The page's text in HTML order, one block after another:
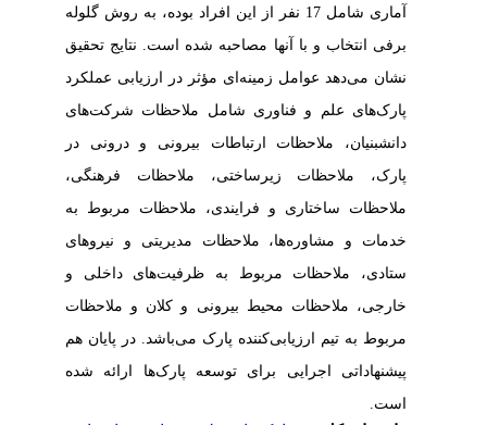
آماری شامل 17 نفر از این افراد بوده، به روش گلوله
برفی انتخاب و با آنها مصاحبه شده است. نتایج تحقیق
نشان می‌دهد عوامل زمینه‌ای مؤثر در ارزیابی عملکرد
پارک‌های علم و فناوری شامل ملاحظات شرکت‌های
دانش‏بنیان، ملاحظات ارتباطات بیرونی و درونی در
پارک، ملاحظات زیرساختی،
ملاحظات فرهنگی،
ملاحظات ساختاری و فرایندی، ملاحظات مربوط به
خدمات و مشاوره‌ها، ملاحظات مدیریتی و نیروهای
ستادی، ملاحظات مربوط به ظرفیت‌های داخلی و
خارجی، ملاحظات محیط بیرونی و کلان و ملاحظات
مربوط به تیم ارزیابی‌کننده پارک می‌باشد. در پایان هم
پیشنهاداتی اجرایی برای توسعه پارک‌ها ارائه شده
است.